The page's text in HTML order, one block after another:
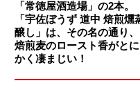
「常徳屋酒造場」の2本。
「宇佐ぼうず 道中 焙煎燻
醸し」は、その名の通り、
焙煎麦のロースト香がとに
かく凄まじい！